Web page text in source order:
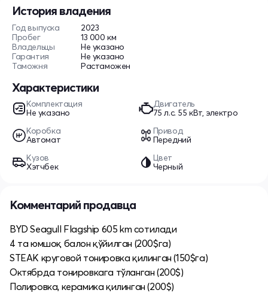
История владения
Год выпуска
2023
Пробег
13 000 км
Владельцы
Не указано
Гарантия
Не указано
Таможня
Растаможен
Характеристики
Комплектация
Не указано
Двигатель
75 л.c. 55 кВт, электро
Коробка
Автомат
Привод
Передний
Кузов
Хэтчбек
Цвет
Черный
Комментарий продавца
BYD Seagull Flagship 605 km сотилади
4 та юмшоқ балон қўйилган (200$га)
STEAK круговой тонировка қилинган (150$га)
Октябрда тонировкага тўланган (200$)
Полировка, керамика қилинган (200$)